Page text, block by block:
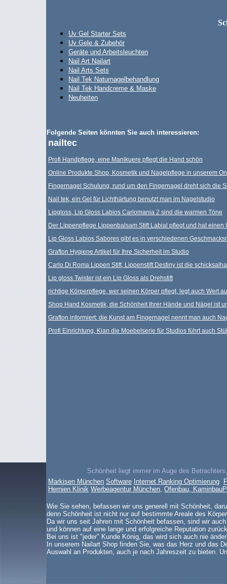
Uv Gel Starter Sets
Uv Gele & Zubehör
Geräte und Arbeitsleuchten
Nail Art Nailart
Nail Arts Sets
Nail Tek Naturnagelbehandlung
Nail Tek Handcreme & Maske
Neuheiten
Folgende Seiten könnten Sie auch interessieren:
nailtec
Profi Handpflege, eine Manikuere pflegt die Hand schön
Online Produkte Shop, Kosmetik und Nagelpflege in unserem
Fingernagel Schulung, rund um den Fingernagel dreht sich die
Nail tek, ein Gel für Lichthärtung benutzt man im Nagelstudio
Lipgloss, Lip Gloss Labios Carlomania 2 sind die warmen Töne
Der Lippenpflege Lippenbalsam Stift Labial pflegt und hat einen
Lip Gloss Labios Sabores gibt es in verschiedenen
Grafton Hygiene Artikel für Ihre Sicherheit im Studio
Carlo Di Roma Lippen Stift, Lippenstift Destiny ist die
Lip gloss Twister ist ein Lip Gloss als Drehstift
richtige Körperpflege, wer seinen Körper pflegt, legt auch Wert
Shop Hand Kosmetik, die Schönheit Ihrer Hände und Nägel ist
Grafton informiert: die Kunst am Fingernagel nennt man auch
Profi Einrichtung, Kian die Moebelserie für Studios führt auch
Schönheit liegt immer im Auge des
Markisen München Software Internet Ranking Optimierung
Hernien Klinik Werbeagentur München, Ofenbau, Kaminbau
Wie Sie sehen, befassen wir uns generell mit Schönheit,
denn Schönheit ist nicht nur auf bestimmte Areale des
Da wir uns seit Jahren mit Schönheit befassen, sind wir
und können auf eine lange und erfolgreiche Reputation
Bei uns ist "jeder" Kunde König, das wird sich auch nie
In unserem Nailart Shop finden Sie, was das Herz und das
Auswahl an Produkten, auch je nach Jahreszeit zu bieten.